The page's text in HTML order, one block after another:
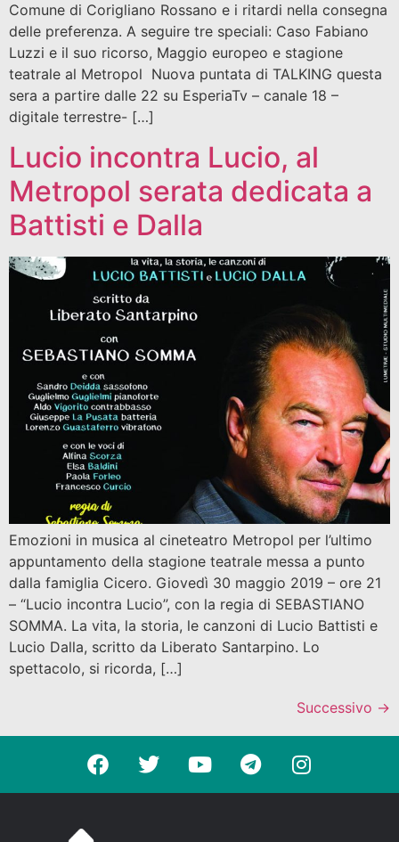
Comune di Corigliano Rossano e i ritardi nella consegna
delle preferenza. A seguire tre speciali: Caso Fabiano
Luzzi e il suo ricorso, Maggio europeo e stagione
teatrale al Metropol Nuova puntata di TALKING questa
sera a partire dalle 22 su EsperiaTv – canale 18 –
digitale terrestre- […]
Lucio incontra Lucio, al
Metropol serata dedicata a
Battisti e Dalla
Emozioni in musica al cineteatro Metropol per l’ultimo
appuntamento della stagione teatrale messa a punto
dalla famiglia Cicero. Giovedì 30 maggio 2019 – ore 21
– “Lucio incontra Lucio”, con la regia di SEBASTIANO
SOMMA. La vita, la storia, le canzoni di Lucio Battisti e
Lucio Dalla, scritto da Liberato Santarpino. Lo
spettacolo, si ricorda, […]
Successivo →